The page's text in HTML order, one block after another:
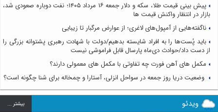
پیش بینی قیمت طلا، سکه و دلار جمعه ۱۶ مرداد ۱۴۰۵؛ نفت دوباره صعودی شد،
بازار در انتظار واکنش قیمت ها
ناگفته‌هایی از آمپول‌های لاغری؛ از عوارض مرگبار تا زیبایی
باید پُست‌ها را به افراد شایسته بدهیم/دولت با شهادت رهبری پشتوانه بزرگی را
از دست داد/حوادث دی‌ماه پارسال قابل فراموشی نیست
مکمل های آهن فورت چه تفاوتی با مکمل های معمولی دارند؟
وضعیت دریا روز جمعه در سواحل انزلی، آستارا و چمخاله برای شنا چگونه است؟
ویدئو بيشتر ...